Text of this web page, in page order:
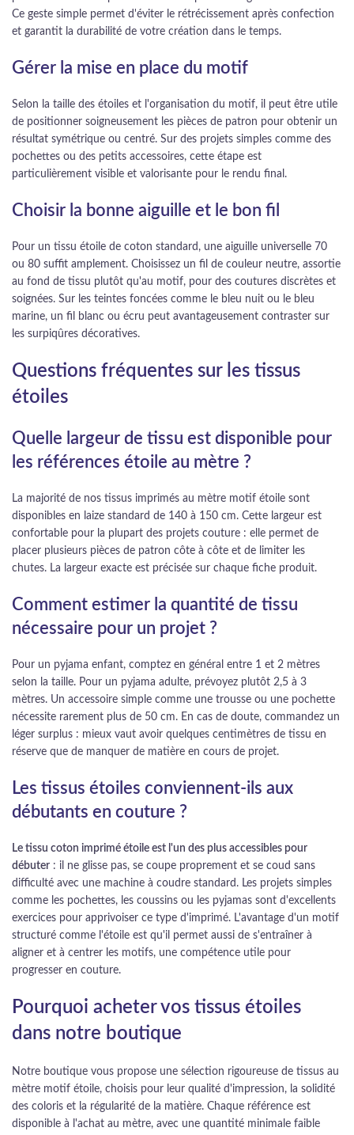
Ce geste simple permet d'éviter le rétrécissement après confection
et garantit la durabilité de votre création dans le temps.
Gérer la mise en place du motif
Selon la taille des étoiles et l'organisation du motif, il peut être utile
de positionner soigneusement les pièces de patron pour obtenir un
résultat symétrique ou centré. Sur des projets simples comme des
pochettes ou des petits accessoires, cette étape est
particulièrement visible et valorisante pour le rendu final.
Choisir la bonne aiguille et le bon fil
Pour un tissu étoile de coton standard, une aiguille universelle 70
ou 80 suffit amplement. Choisissez un fil de couleur neutre, assortie
au fond de tissu plutôt qu'au motif, pour des coutures discrètes et
soignées. Sur les teintes foncées comme le bleu nuit ou le bleu
marine, un fil blanc ou écru peut avantageusement contraster sur
les surpiqûres décoratives.
Questions fréquentes sur les tissus
étoiles
Quelle largeur de tissu est disponible pour
les références étoile au mètre ?
La majorité de nos tissus imprimés au mètre motif étoile sont
disponibles en laize standard de 140 à 150 cm. Cette largeur est
confortable pour la plupart des projets couture : elle permet de
placer plusieurs pièces de patron côte à côte et de limiter les
chutes. La largeur exacte est précisée sur chaque fiche produit.
Comment estimer la quantité de tissu
nécessaire pour un projet ?
Pour un pyjama enfant, comptez en général entre 1 et 2 mètres
selon la taille. Pour un pyjama adulte, prévoyez plutôt 2,5 à 3
mètres. Un accessoire simple comme une trousse ou une pochette
nécessite rarement plus de 50 cm. En cas de doute, commandez un
léger surplus : mieux vaut avoir quelques centimètres de tissu en
réserve que de manquer de matière en cours de projet.
Les tissus étoiles conviennent-ils aux
débutants en couture ?
Le tissu coton imprimé étoile est l'un des plus accessibles pour
débuter : il ne glisse pas, se coupe proprement et se coud sans
difficulté avec une machine à coudre standard. Les projets simples
comme les pochettes, les coussins ou les pyjamas sont d'excellents
exercices pour apprivoiser ce type d'imprimé. L'avantage d'un motif
structuré comme l'étoile est qu'il permet aussi de s'entraîner à
aligner et à centrer les motifs, une compétence utile pour
progresser en couture.
Pourquoi acheter vos tissus étoiles
dans notre boutique
Notre boutique vous propose une sélection rigoureuse de tissus au
mètre motif étoile, choisis pour leur qualité d'impression, la solidité
des coloris et la régularité de la matière. Chaque référence est
disponible à l'achat au mètre, avec une quantité minimale faible